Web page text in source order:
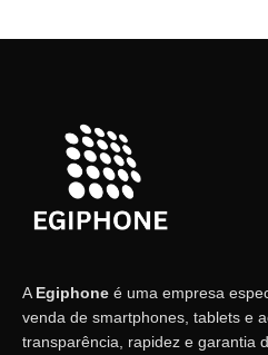
A Egiphone é uma empresa
venda de smartphones, tablets e
transparência, rapidez e garantia